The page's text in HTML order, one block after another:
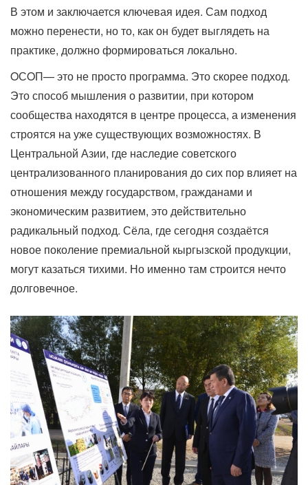
В этом и заключается ключевая идея. Сам подход
можно перенести, но то, как он будет выглядеть на
практике, должно формироваться локально.
OСOП— это не просто программа. Это скорее подход.
Это способ мышления о развитии, при котором
сообщества находятся в центре процесса, а изменения
строятся на уже существующих возможностях. В
Центральной Азии, где наследие советского
централизованного планирования до сих пор влияет на
отношения между государством, гражданами и
экономическим развитием, это действительно
радикальный подход. Сёла, где сегодня создаётся
новое поколение премиальной кыргызской продукции,
могут казаться тихими. Но именно там строится нечто
долговечное.